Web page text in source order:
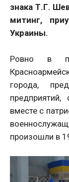
знака Т.Г.
митинг,
Украины.
Ровно в
города,
вместе с
произошли в